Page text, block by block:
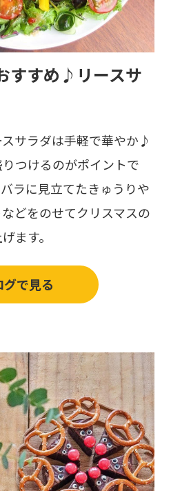
すすめ♪リースサ
サラダは手軽で華やか♪
つけるのがポイントで
ラに見立てたきゅうりや
どをのせてクリスマスの
ます。
グで見る